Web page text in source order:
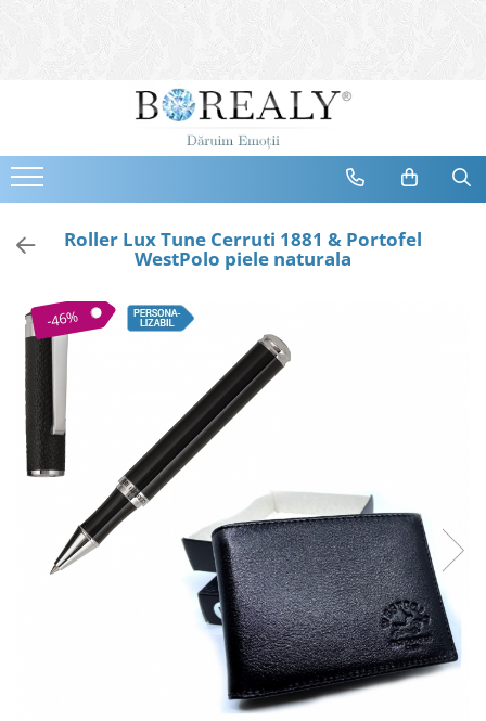
Bijuterii
Cercei
Bratari
Coliere
Tiare
Destinatari
Bijuterii Femei
Bijuterii Copii
Bijuterii Mirese
Selectii
Cele mai noi
Cele mai vandute
Roller Lux Tune Cerruti 1881 & Portofel
WestPolo piele naturala
-46%